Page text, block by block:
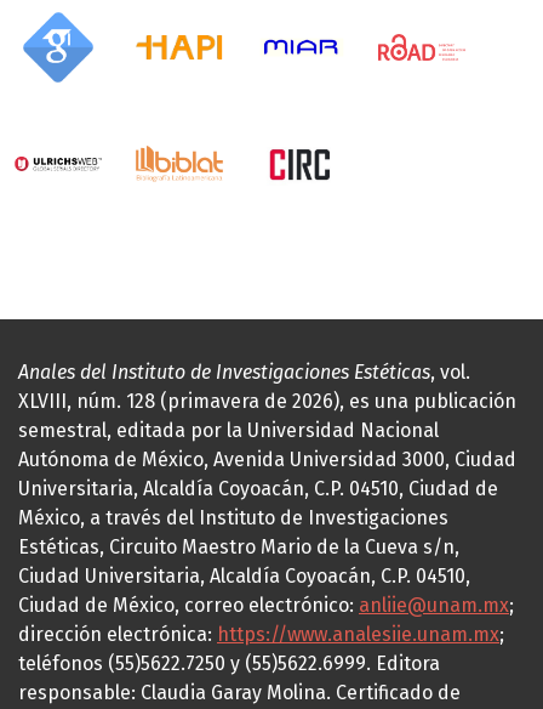
Anales del Instituto de Investigaciones Estéticas, vol.
XLVIII, núm. 128 (primavera de 2026), es una publicación
semestral, editada por la Universidad Nacional
Autónoma de México, Avenida Universidad 3000, Ciudad
Universitaria, Alcaldía Coyoacán, C.P. 04510, Ciudad de
México, a través del Instituto de Investigaciones
Estéticas, Circuito Maestro Mario de la Cueva s/n,
Ciudad Universitaria, Alcaldía Coyoacán, C.P. 04510,
Ciudad de México, correo electrónico: anliie@unam.mx;
dirección electrónica: https://www.analesiie.unam.mx;
teléfonos (55)5622.7250 y (55)5622.6999. Editora
responsable: Claudia Garay Molina. Certificado de